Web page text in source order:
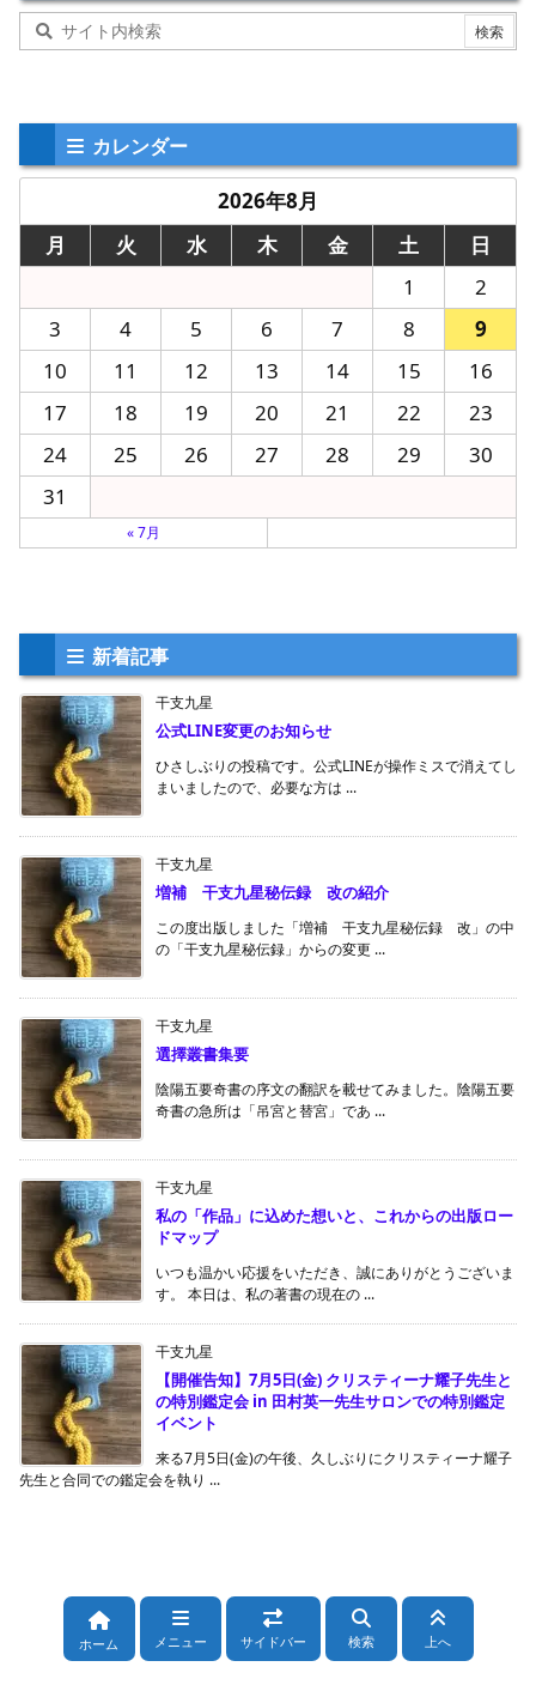
カレンダー
2026年8月
月
火 水 木 金 土
日
1
2
3
4 5 6 7 8
9
10
11 12 13 14 15
16
17
18 19 20 21 22
23
24
25 26 27 28 29
30
31
« 7月
新着記事
干支九星
公式LINE変更のお知らせ
ひさしぶりの投稿です。公式LINEが操作ミスで消えてし
まいましたので、必要な方は ...
干支九星
増補 干支九星秘伝録 改の紹介
この度出版しました「増補 干支九星秘伝録 改」の中
の「干支九星秘伝録」からの変更 ...
干支九星
選擇叢書集要
陰陽五要奇書の序文の翻訳を載せてみました。陰陽五要
奇書の急所は「吊宮と替宮」であ ...
干支九星
私の「作品」に込めた想いと、これからの出版ロー
ドマップ
いつも温かい応援をいただき、誠にありがとうございま
す。 本日は、私の著書の現在の ...
干支九星
【開催告知】7月5日(金) クリスティーナ耀子先生と
の特別鑑定会 in 田村英一先生サロンでの特別鑑定
イベント
来る7月5日(金)の午後、久しぶりにクリスティーナ耀子
先生と合同での鑑定会を執り ...
ホーム メニュー サイドバー 検索 上へ